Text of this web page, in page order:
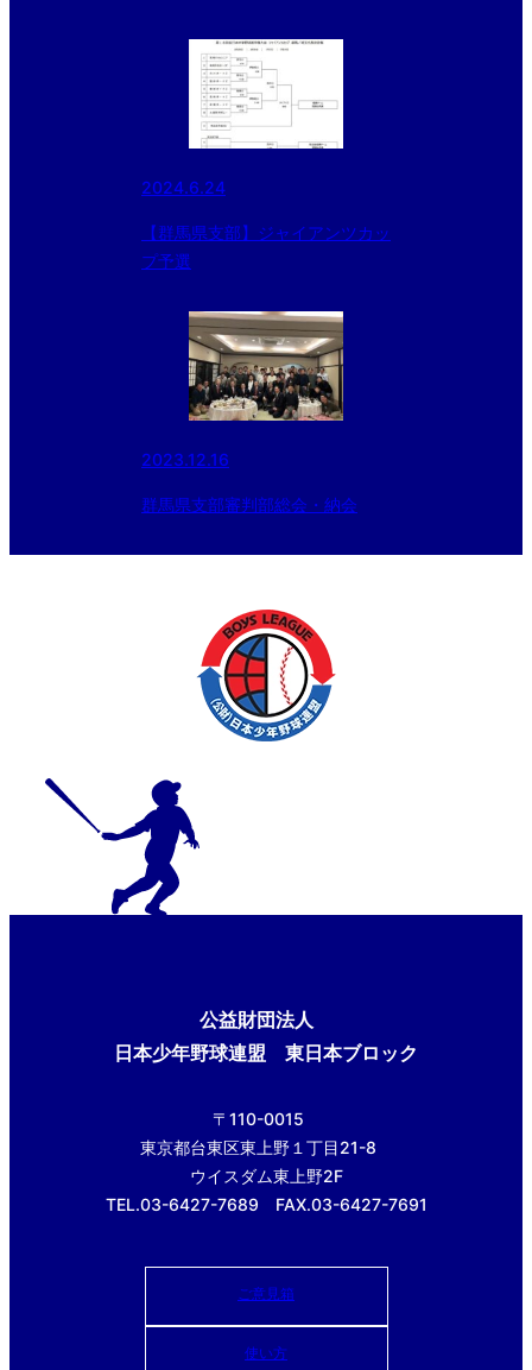
2024.6.24
【群馬県支部】ジャイアンツカッ
プ予選
2023.12.16
群馬県支部審判部総会・納会
公益財団法人
日本少年野球連盟 東日本ブロック
〒110-0015
東京都台東区東上野１丁目21-8
ウイスダム東上野2F
TEL.03-6427-7689 FAX.03-6427-7691
ご意見箱
使い方